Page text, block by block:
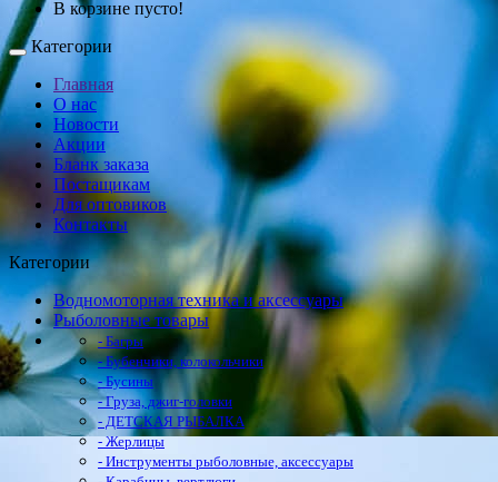
В корзине пусто!
Категории
Главная
О нас
Новости
Акции
Бланк заказа
Постащикам
Для оптовиков
Контакты
Категории
Водномоторная техника и аксессуары
Рыболовные товары
- Багры
- Бубенчики, колокольчики
- Бусины
- Груза, джиг-головки
- ДЕТСКАЯ РЫБАЛКА
- Жерлицы
- Инструменты рыболовные, аксессуары